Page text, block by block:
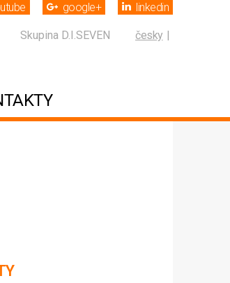
google+ linkedin
česky
Skupina D.I.SEVEN